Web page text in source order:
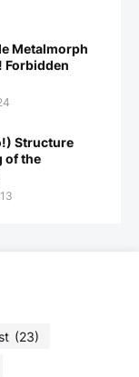
Metalmorph
Forbidden
Structure
of the
(23)